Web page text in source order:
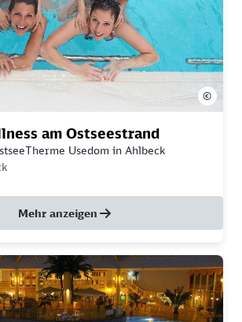
am Ostseestrand
Usedom in Ahlbeck
Seebad Ahlbeck
Tour: 3 Kilometer
Mehr anzeigen
©